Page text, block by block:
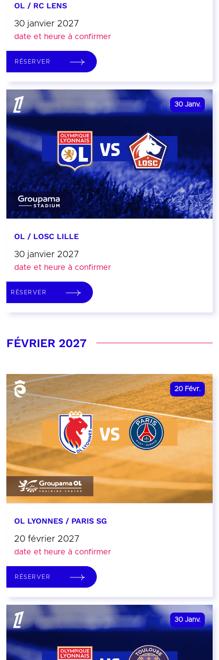
OL / RC LENS
30 janvier 2027
date et heure à confirmer
RÉSERVER
30 Janv.
OL / LOSC LILLE
30 janvier 2027
date et heure à confirmer
RÉSERVER
FÉVRIER 2027
20 Févr.
OL LYONNES / PARIS SG
20 février 2027
date et heure à confirmer
RÉSERVER
30 Janv.